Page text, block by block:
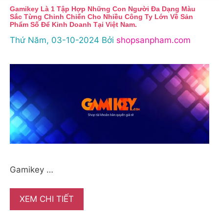
Gamikey Là 1 Tập Hợp Những Con Người Đa Dạng Màu
Sắc Từng Chinh Chiến Cho Nhiều Công Ty Lớn Về Sản
Phẩm Số Để Kinh Doanh Tại Việt Nam.
Thứ Năm, 03-10-2024 Bởi shopsanpham.com
Gamikey …
XEM CHI TIẾT